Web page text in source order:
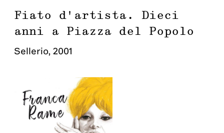
Fiato d'artista. Dieci
anni a Piazza del Popolo
Sellerio, 2001